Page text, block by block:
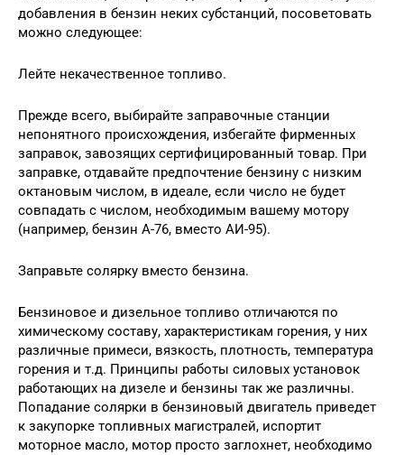
добавления в бензин неких субстанций, посоветовать
можно следующее:
Лейте некачественное топливо.
Прежде всего, выбирайте заправочные станции
непонятного происхождения, избегайте фирменных
заправок, завозящих сертифицированный товар. При
заправке, отдавайте предпочтение бензину с низким
октановым числом, в идеале, если число не будет
совпадать с числом, необходимым вашему мотору
(например, бензин А-76, вместо АИ-95).
Заправьте солярку вместо бензина.
Бензиновое и дизельное топливо отличаются по
химическому составу, характеристикам горения, у них
различные примеси, вязкость, плотность, температура
горения и т.д. Принципы работы силовых установок
работающих на дизеле и бензины так же различны.
Попадание солярки в бензиновый двигатель приведет
к закупорке топливных магистралей, испортит
моторное масло, мотор просто заглохнет, необходимо